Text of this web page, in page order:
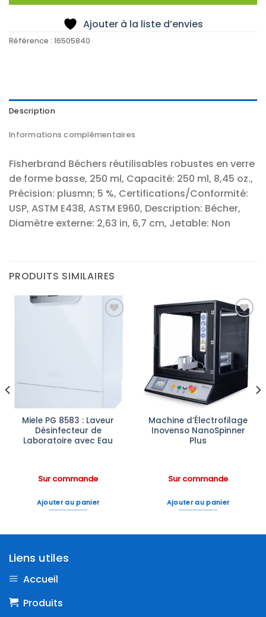
Ajouter à la liste d’envies
Référence : 16505840
Description
Informations complémentaires
Fisherbrand Béchers réutilisables robustes en verre
de forme basse, 250 ml, Capacité: 250 ml, 8,45 oz.,
Précision: plusmn; 5 %, Certifications/Conformité:
USP, ASTM E438, ASTM E960, Description: Bécher,
Diamètre externe: 2,63 in, 6,7 cm, Jetable: Non
PRODUITS SIMILAIRES
Miele PG 8583 : Laveur
Désinfecteur de
Laboratoire avec Eau
Sur commande
Ajouter au panier
Ajouter
à la liste
d’envies
Machine d’Électrofilage
Inovenso NanoSpinner
Plus
Sur commande
Ajouter au panier
Liens utiles
Accueil
Produits